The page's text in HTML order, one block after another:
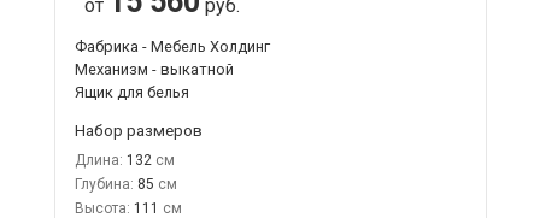
от руб.
Фабрика - Мебель Холдинг
Механизм - выкатной
Ящик для белья
Набор размеров
Длина: 132
Глубина: 85
Высота: 111